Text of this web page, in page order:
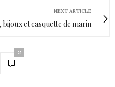
NEXT ARTICLE
et casquette de marin
2